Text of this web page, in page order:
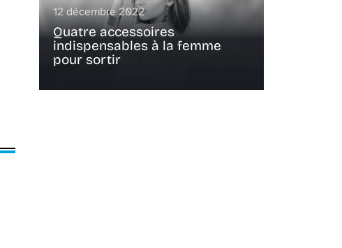
12 décembre 2022
Quatre accessoires
indispensables à la femme
pour sortir